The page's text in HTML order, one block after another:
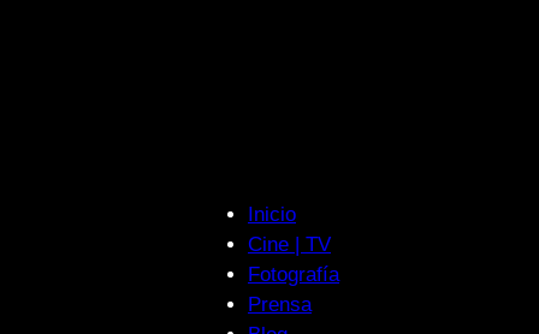
Inicio
Cine | TV
Fotografía
Prensa